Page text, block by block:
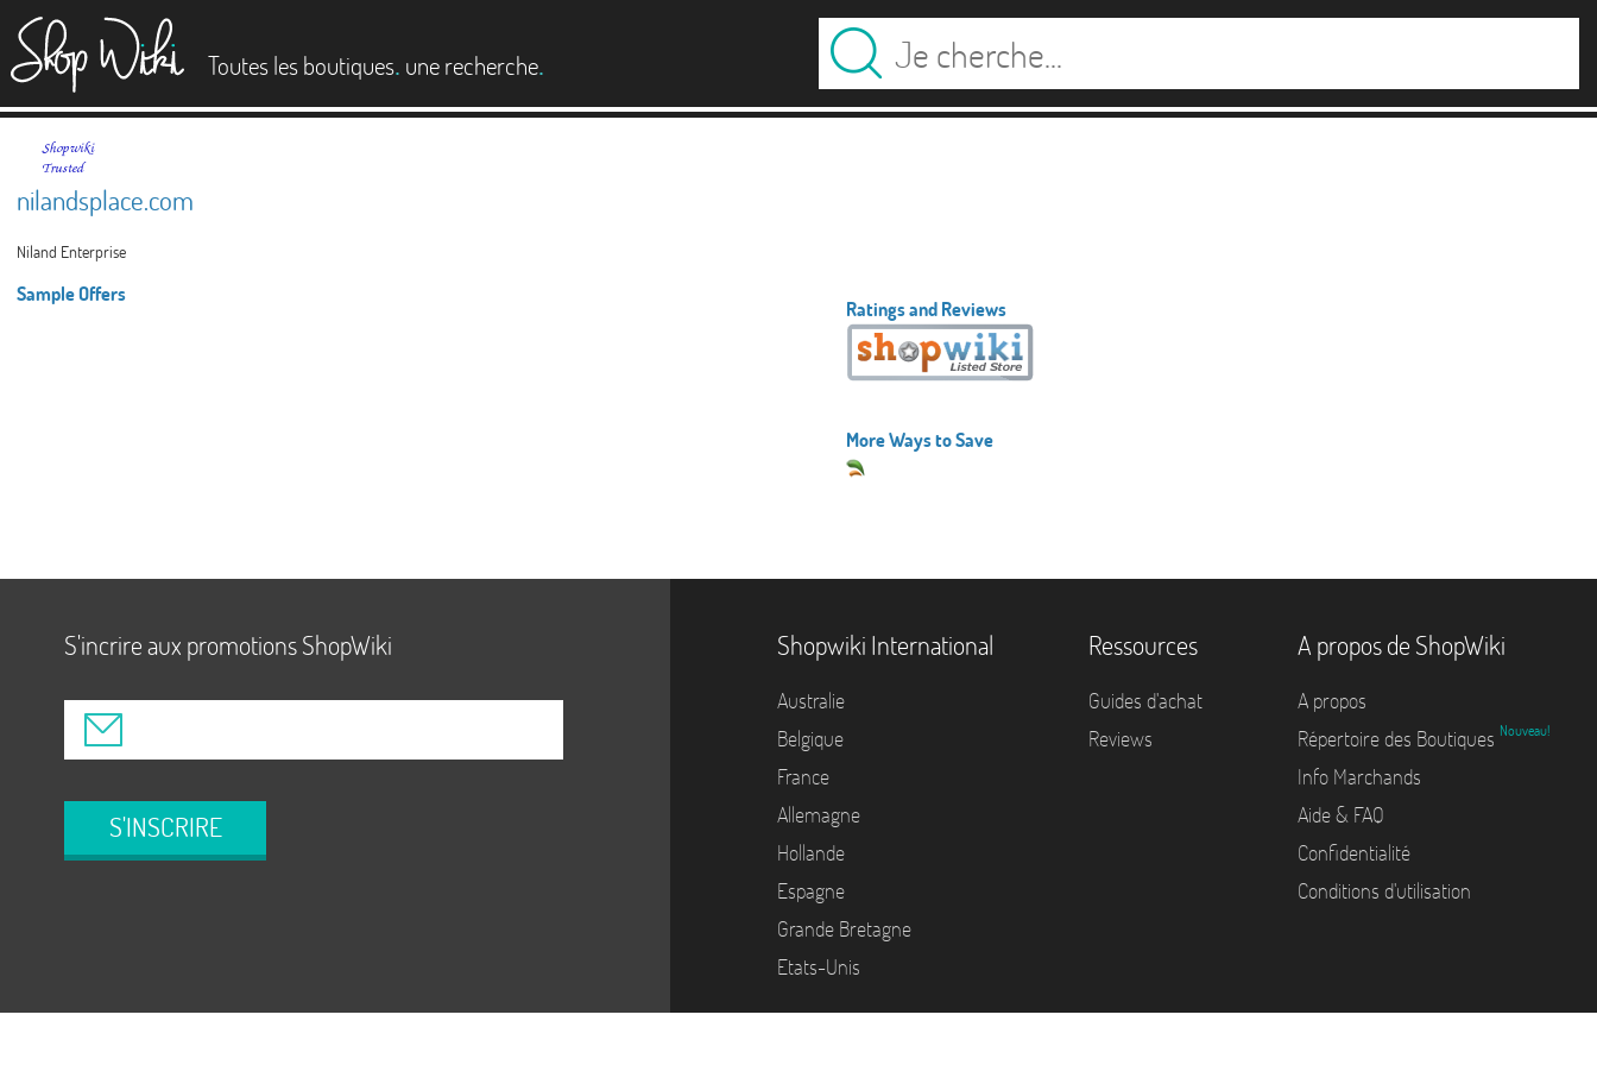
Toutes les boutiques. une recherche.
nilandsplace.com
Niland Enterprise
Sample Offers
Ratings and Reviews
More Ways to Save
S'incrire aux promotions ShopWiki
S'INSCRIRE
Shopwiki International
Australie
Belgique
France
Allemagne
Hollande
Espagne
Grande Bretagne
Etats-Unis
Ressources
Guides d'achat
Reviews
A propos de ShopWiki
A propos
Répertoire des Boutiques Nouveau!
Info Marchands
Aide & FAQ
Confidentialité
Conditions d'utilisation